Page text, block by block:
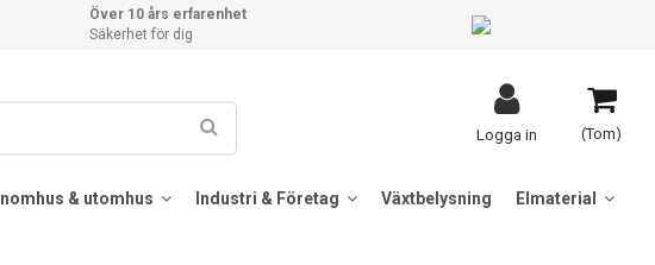
Över 10 års erfarenhet
Säkerhet för dig
(Tom)
Logga in
Inomhus & utomhus Industri & Företag Växtbelysning Elmaterial